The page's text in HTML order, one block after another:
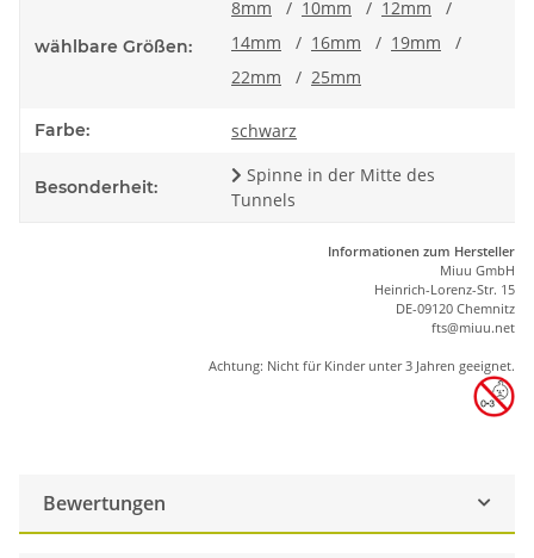
wählbare Größen:
8mm / 10mm / 12mm
/
14mm
/ 16mm / 19mm
/
22mm
/ 25mm
Farbe: schwarz
Besonderheit:
Spinne in der Mitte des
Tunnels
Informationen zum Hersteller
Miuu GmbH
Heinrich-Lorenz-Str. 15
DE-09120 Chemnitz
fts@miuu.net
Achtung: Nicht für Kinder unter 3 Jahren geeignet.
Bewertungen